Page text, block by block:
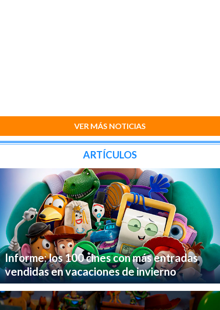
VER MÁS NOTICIAS
ARTÍCULOS
Informe: los 100 cines con más entradas
vendidas en vacaciones de invierno